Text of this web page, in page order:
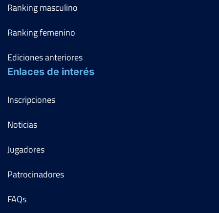
Ranking masculino
Ranking femenino
Ediciones anteriores
Enlaces de interés
Inscripciones
Noticias
Jugadores
Patrocinadores
FAQs